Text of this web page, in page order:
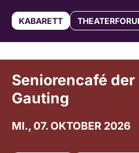
KABARETT
Seniorencafé der
Gauting
MI., 07. OKTOBER 2026